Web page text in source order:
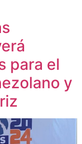
para el
y